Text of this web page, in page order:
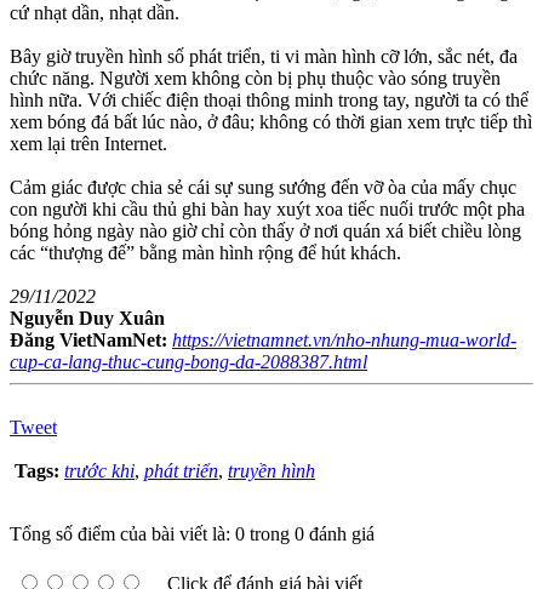
cứ nhạt dần, nhạt dần.
Bây giờ truyền hình số phát triển, ti vi màn hình cỡ lớn, sắc nét, đa
chức năng. Người xem không còn bị phụ thuộc vào sóng truyền
hình nữa. Với chiếc điện thoại thông minh trong tay, người ta có thể
xem bóng đá bất lúc nào, ở đâu; không có thời gian xem trực tiếp thì
xem lại trên Internet.
Cảm giác được chia sẻ cái sự sung sướng đến vỡ òa của mấy chục
con người khi cầu thủ ghi bàn hay xuýt xoa tiếc nuối trước một pha
bóng hỏng ngày nào giờ chỉ còn thấy ở nơi quán xá biết chiều lòng
các “thượng đế” bằng màn hình rộng để hút khách.
29/11/2022
Nguyễn Duy Xuân
Đăng VietNamNet: https://vietnamnet.vn/nho-nhung-mua-world-
cup-ca-lang-thuc-cung-bong-da-2088387.html
Tweet
Tags: trước khi, phát triển, truyền hình
Tổng số điểm của bài viết là: 0 trong 0 đánh giá
Click để đánh giá bài viết